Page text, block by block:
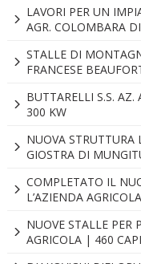
LAVORI PER UN
AGR. COLOMBARA
STALLE DI
FRANCESE
BUTTARELLI S.S.
300 KW
NUOVA STRUTTURA
GIOSTRA DI
COMPLETATO IL
L’AZIENDA
NUOVE STALLE PER
AGRICOLA | 460